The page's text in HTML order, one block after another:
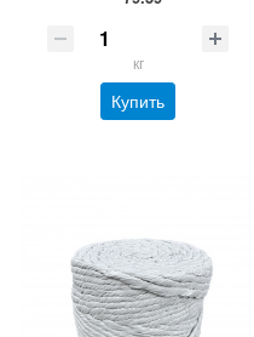
кг
Купить